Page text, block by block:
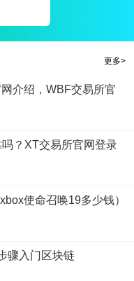
没有邪恶的大白鹅。
更多>
介绍，WBF交易所官
？XT交易所官网登录
使命召唤19多少钱）
骤入门区块链